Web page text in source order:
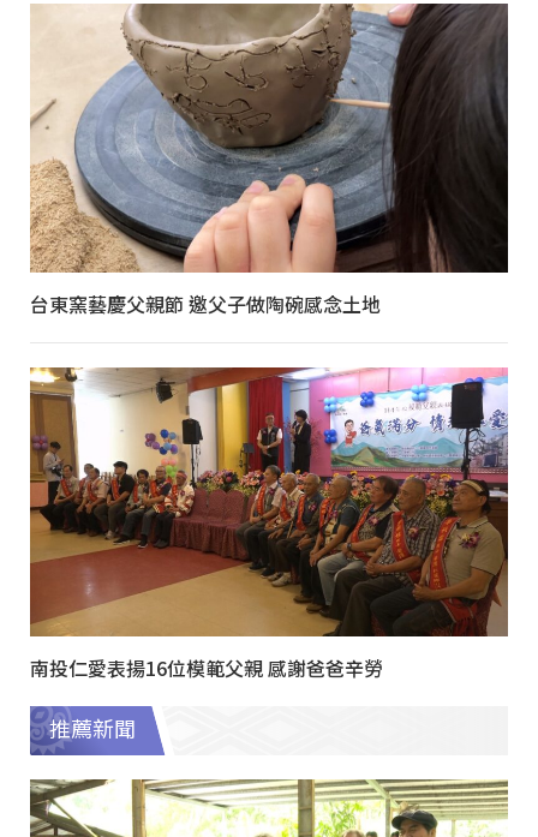
台東窯藝慶父親節 邀父子做陶碗感念土地
南投仁愛表揚16位模範父親 感謝爸爸辛勞
推薦新聞